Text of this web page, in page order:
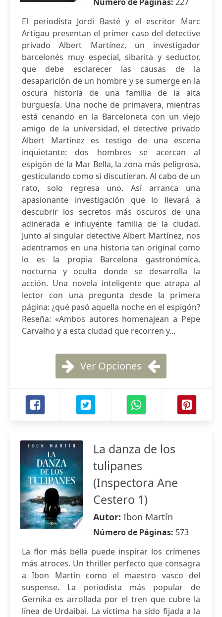
El periodista Jordi Basté y el escritor Marc
Artigau presentan el primer caso del detective
privado Albert Martínez, un investigador
barcelonés muy especial, sibarita y seductor,
que debe esclarecer las causas de la
desaparición de un hombre y se sumerge en la
oscura historia de una familia de la alta
burguesía. Una noche de primavera, mientras
está cenando en la Barceloneta con un viejo
amigo de la universidad, el detective privado
Albert Martínez es testigo de una escena
inquietante: dos hombres se acercan al
espigón de la Mar Bella, la zona más peligrosa,
gesticulando como si discutieran. Al cabo de un
rato, solo regresa uno. Así arranca una
apasionante investigación que lo llevará a
descubrir los secretos más oscuros de una
adinerada e influyente familia de la ciudad.
Junto al singular detective Albert Martínez, nos
adentramos en una historia tan original como
lo es la propia Barcelona gastronómica,
nocturna y oculta donde se desarrolla la
acción. Una novela inteligente que atrapa al
lector con una pregunta desde la primera
página: ¿qué pasó aquella noche en el espigón?
Reseña: «Ambos autores homenajean a Pepe
Carvalho y a esta ciudad que recorren y...
Ver Opciones
La danza de los
tulipanes
(Inspectora Ane
Cestero 1)
Autor: Ibon Martín
Número de Páginas: 573
La flor más bella puede inspirar los crímenes
más atroces. Un thriller perfecto que consagra
a Ibon Martín como el maestro vasco del
suspense. La periodista más popular de
Gernika es arrollada por el tren que cubre la
línea de Urdaibai. La víctima ha sido fijada a la